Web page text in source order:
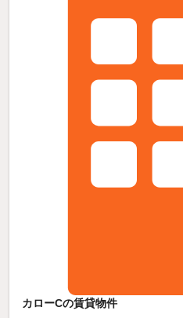
カローCの賃貸物件